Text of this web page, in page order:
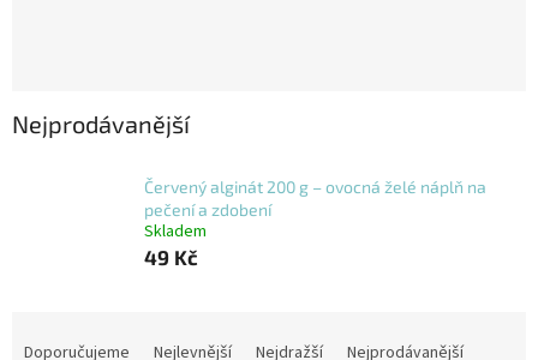
Nejprodávanější
Červený alginát 200 g – ovocná želé náplň na
pečení a zdobení
Skladem
49 Kč
Doporučujeme Nejlevnější Nejdražší
Nejprodávanější